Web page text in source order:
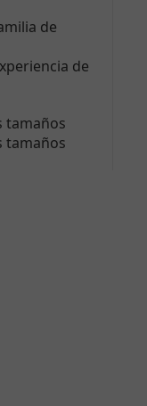
de
de
tamaños
tamaños